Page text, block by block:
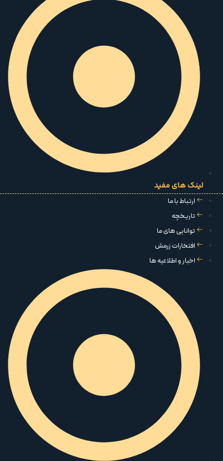
لینک های مفید
ارتباط با ما
تاریخچه
توانایی های ما
افتخارات زرمش
اخبار و اطلاعیه ها